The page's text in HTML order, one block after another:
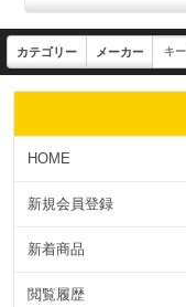
HOME
新規会員登録
新着商品
閲覧履歴